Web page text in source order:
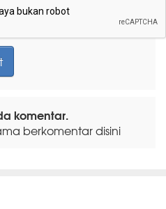
komentar.
berkomentar disini